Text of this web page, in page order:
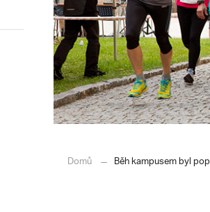
Domů Běh kampusem byl